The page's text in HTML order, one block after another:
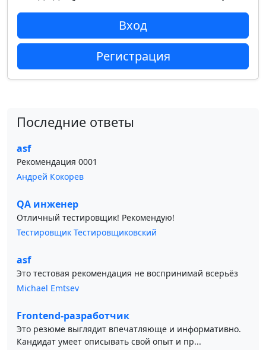
Вход
Регистрация
Последние ответы
asf
Рекомендация 0001
Андрей Кокорев
QA инженер
Отличный тестировщик! Рекомендую!
Тестировщик Тестировщиковский
asf
Это тестовая рекомендация не воспринимай всерьёз
Michael Emtsev
Frontend-разработчик
Это резюме выглядит впечатляюще и информативно.
Кандидат умеет описывать свой опыт и пр...